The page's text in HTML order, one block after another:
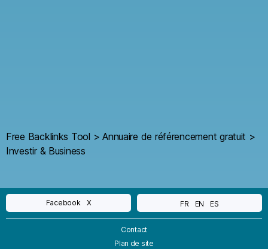
Free Backlinks Tool >Annuaire de référencement gratuit >
Investir & Business
Facebook X FR EN ES
Contact
Plan de site